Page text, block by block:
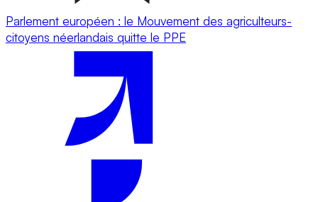
Parlement européen : le Mouvement des agriculteurs-
citoyens néerlandais quitte le PPE